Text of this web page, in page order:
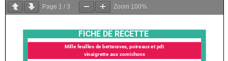
Page 1 / 3 Zoom 100%